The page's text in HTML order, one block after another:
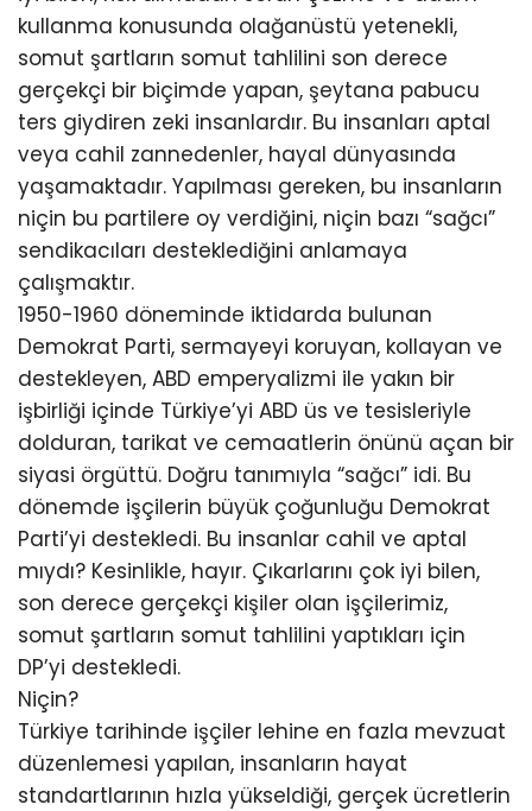
kullanma konusunda olağanüstü yetenekli,
somut şartların somut tahlilini son derece
gerçekçi bir biçimde yapan, şeytana pabucu
ters giydiren zeki insanlardır. Bu insanları aptal
veya cahil zannedenler, hayal dünyasında
yaşamaktadır. Yapılması gereken, bu insanların
niçin bu partilere oy verdiğini, niçin bazı “sağcı”
sendikacıları desteklediğini anlamaya
çalışmaktır.
1950-1960 döneminde iktidarda bulunan
Demokrat Parti, sermayeyi koruyan, kollayan ve
destekleyen, ABD emperyalizmi ile yakın bir
işbirliği içinde Türkiye’yi ABD üs ve tesisleriyle
dolduran, tarikat ve cemaatlerin önünü açan bir
siyasi örgüttü. Doğru tanımıyla “sağcı” idi. Bu
dönemde işçilerin büyük çoğunluğu Demokrat
Parti’yi destekledi. Bu insanlar cahil ve aptal
mıydı? Kesinlikle, hayır. Çıkarlarını çok iyi bilen,
son derece gerçekçi kişiler olan işçilerimiz,
somut şartların somut tahlilini yaptıkları için
DP’yi destekledi.
Niçin?
Türkiye tarihinde işçiler lehine en fazla mevzuat
düzenlemesi yapılan, insanların hayat
standartlarının hızla yükseldiği, gerçek ücretlerin